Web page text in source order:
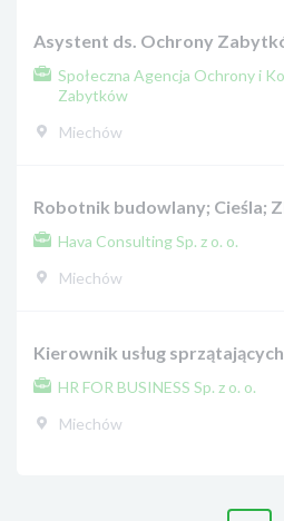
Asystent ds. Ochrony
Społeczna Agencja Ochrony i
Zabytków
Miechów
Robotnik budowlany; Cieśla;
Hava Consulting Sp. z o. o.
Miechów
Kierownik usług sprzątających
HR FOR BUSINESS Sp. z o. o.
Miechów